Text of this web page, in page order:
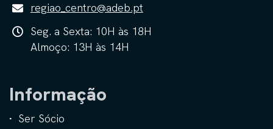
regiao_centro@adeb.pt
Seg. a Sexta: 10H às 18H
Almoço: 13H às 14H
Informação
Ser Sócio